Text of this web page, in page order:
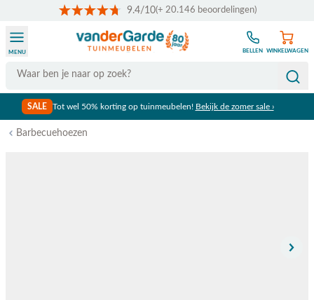
9.4/10(+ 20.146 beoordelingen)
Search
MENU BELLEN WINKELWAGEN
SALE Tot wel 50% korting op tuinmeubelen! Bekijk de zomer sale ›
Barbecuehoezen